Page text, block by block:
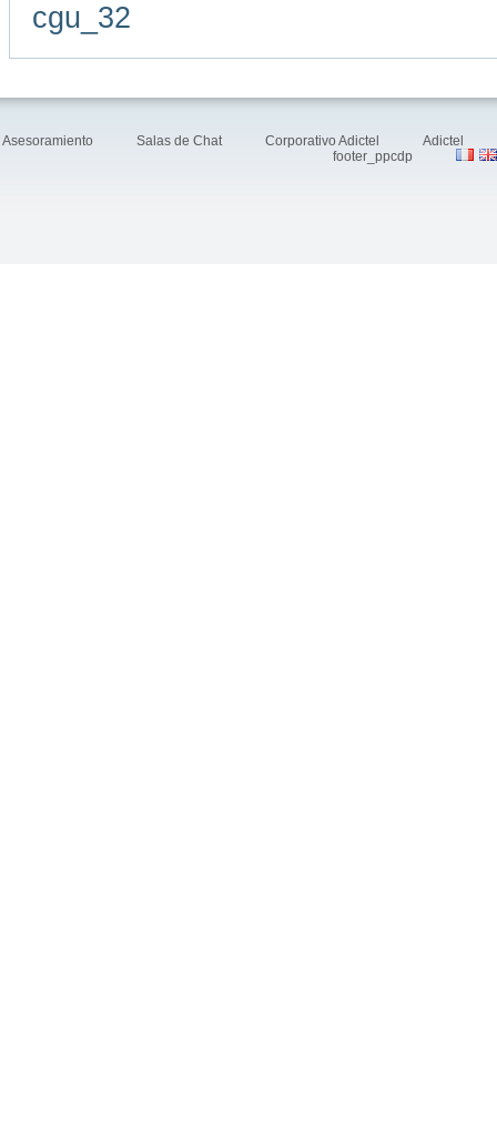
cgu_32
Asesoramiento Salas de Chat Corporativo Adictel
Adictel
footer_ppcdp